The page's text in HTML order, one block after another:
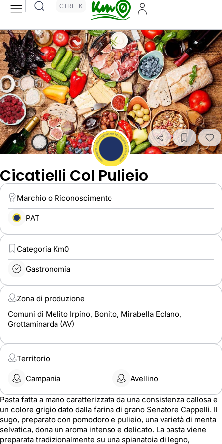
CTRL+K
Cicatielli Col Pulieio
Pasta fatta a mano caratterizzata da una consistenza callosa e
un colore grigio dato dalla farina di grano Senatore Cappelli. Il
sugo, preparato con pomodoro e pulieio, una varietà di menta
selvatica, dona un aroma intenso e delicato. La pasta viene
preparata tradizionalmente su una spianatoia di legno,
Marchio o Riconoscimento
PAT
Categoria Km0
Gastronomia
Zona di produzione
Comuni di Melito Irpino, Bonito, Mirabella Eclano,
Grottaminarda (AV)
Territorio
Campania Avellino